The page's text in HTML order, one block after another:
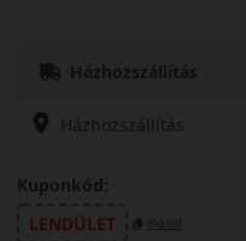
Házhozszállítás
Házhozszállítás
Kuponkód:
LENDÜLET
másol